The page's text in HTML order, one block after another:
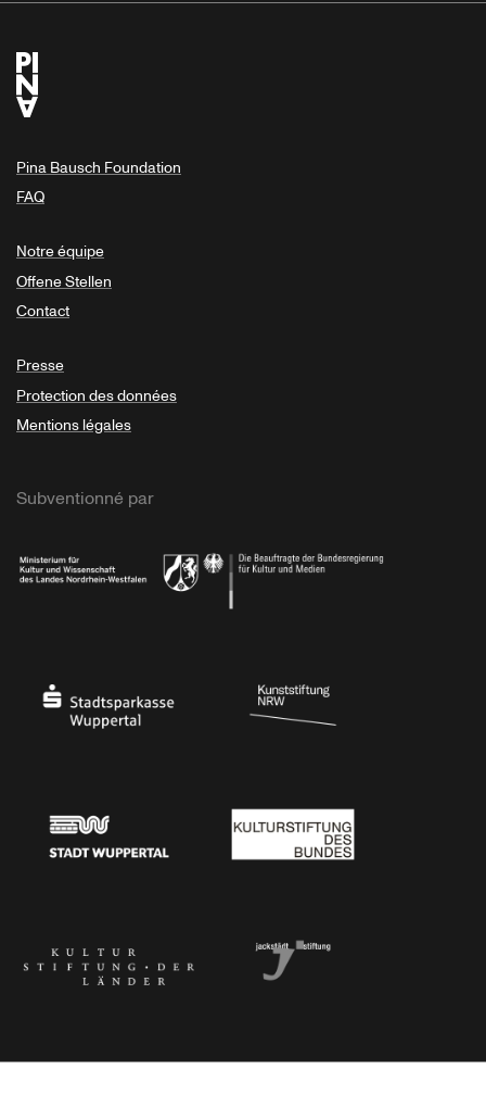
Pina Bausch Foundation
FAQ
Notre équipe
Offene Stellen
Contact
Presse
Protection des données
Mentions légales
Subventionné par